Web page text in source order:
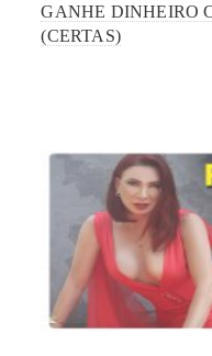
GANHE DINHEIRO
(CERTAS)